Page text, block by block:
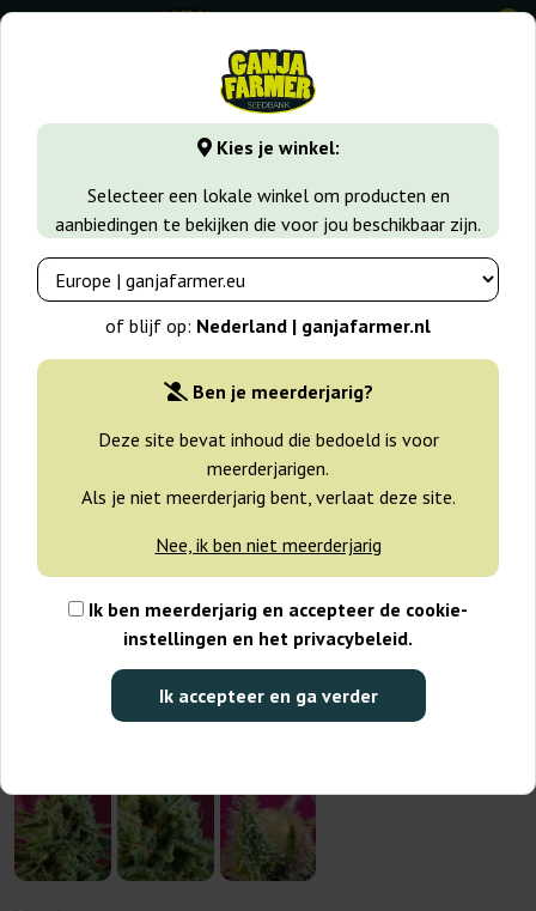
Kies je winkel:
Selecteer een lokale winkel om producten en
aanbiedingen te bekijken die voor jou beschikbaar zijn.
of blijf op: Nederland | ganjafarmer.nl
Ben je meerderjarig?
Deze site bevat inhoud die bedoeld is voor
meerderjarigen.
Als je niet meerderjarig bent, verlaat deze site.
Nee, ik ben niet meerderjarig
Ik ben meerderjarig en accepteer de cookie-
instellingen en het privacybeleid.
Ik accepteer en ga verder
0
GanjaFarmer.nl Wiet soorten Afghan S.A.D. CBD
-25%
+gratisie